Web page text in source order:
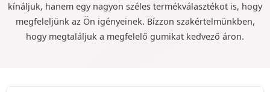
kínáljuk, hanem egy nagyon széles termékválasztékot is, hogy
megfeleljünk az Ön igényeinek. Bízzon szakértelmünkben,
hogy megtaláljuk a megfelelő gumikat kedvező áron.